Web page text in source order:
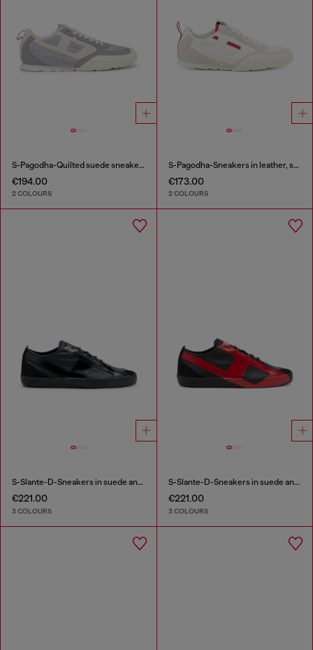
S-Pagodha-Quilted suede sneakers
€194.00
2 COLOURS
S-Pagodha-Sneakers in leather, suede and ripstop
€173.00
2 COLOURS
S-Slante-D-Sneakers in suede and leather with D logo
€221.00
3 COLOURS
S-Slante-D-Sneakers in suede and leather with D logo
€221.00
3 COLOURS